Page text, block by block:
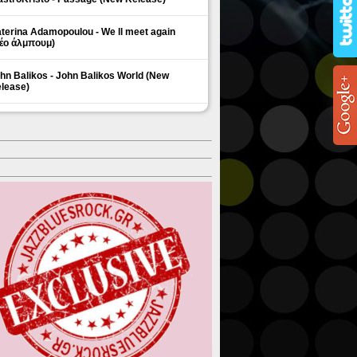
Adamopoulou - We ll meet again
άλμπουμ)
Balikos - John Balikos World (New